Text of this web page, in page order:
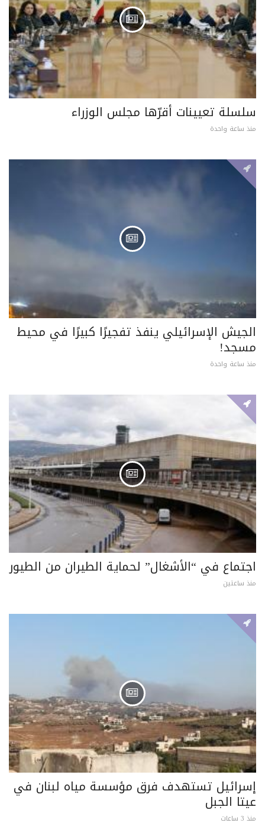
سلسلة تعيينات أقرّها مجلس الوزراء
منذ ساعة واحدة
الجيش الإسرائيلي ينفذ تفجيرًا كبيرًا في محيط
مسجد!
منذ ساعة واحدة
اجتماع في “الأشغال” لحماية الطيران من الطيور
منذ ساعتين
إسرائيل تستهدف فرق مؤسسة مياه لبنان في
عيتا الجبل
منذ 3 ساعات